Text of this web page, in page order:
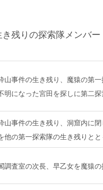
き残りの探索隊メンバー
山事件の生き残り、魔猿の第
明になった宮田を探しに第二探
山事件の生き残り、洞窟内に
他の第一探索隊の生き残りとと
調査室の次長、早乙女を魔猿の